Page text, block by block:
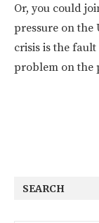
Or, you could
pressure on the
crisis is the fault
problem on the
SEARCH